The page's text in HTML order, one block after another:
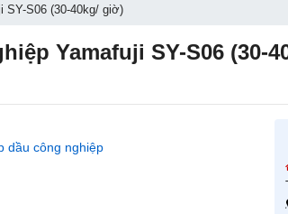
SY-S06 (30-40kg/ giờ)
Yamafuji SY-S06 (30-
dầu công nghiệp